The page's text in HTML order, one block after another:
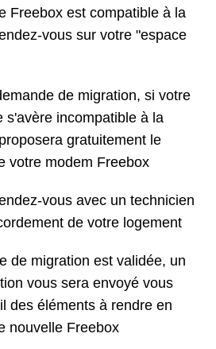
Freebox est compatible à la
vous sur votre "espace
de migration, si votre
s'avère incompatible à la
gratuitement le
votre modem Freebox
vous avec un technicien
de votre logement
de migration est validée, un
vous sera envoyé vous
des éléments à rendre en
nouvelle Freebox